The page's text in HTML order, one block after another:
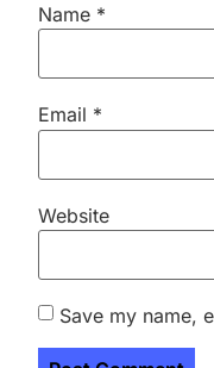
Name *
Email *
Website
Save my name,